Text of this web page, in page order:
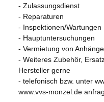
- Zulassungsdienst
- Reparaturen
- Inspektionen/Wartungen
- Hauptuntersuchungen
- Vermietung von
- Weiteres Zubehör,
Hersteller gerne
- telefonisch bzw. unter
www.vvs-monzel.de